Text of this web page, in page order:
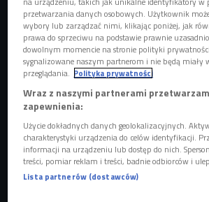
Do niektórych szkół w Polsce trafiło dzisiaj
nadawca podszywa się pod Główny Inspektorat
Shutterstock.com
Takie sytuacje potwierdzono w
śląskim, zachodniopomorskim,
wielkopolskim.
- Pismo nie pochodzi od GIS-u i jest
rozpowszechniania dezinformacji oraz
przetwarzania danych osobowych. Użytkownik
wybory lub zarządzać nimi, klikając poniżej, jak
prawa do sprzeciwu na podstawie prawnie
dowolnym momencie na stronie polityki
sygnalizowane naszym partnerom i nie będą miały
przeglądania.
Polityka prywatności
Wraz z naszymi partnerami
zapewnienia:
Użycie dokładnych danych geolokalizacyjnych.
charakterystyki urządzenia do celów identyfikacji.
informacji na urządzeniu lub dostęp do nich.
treści, pomiar reklam i treści, badnie odbiorców i
Lista partnerów (dostawców)